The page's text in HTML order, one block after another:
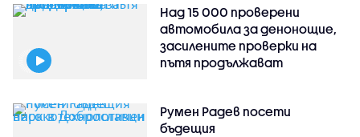
Над 15 000 проверени
автомобила за денонощие,
засилените проверки на
пътя продължават
Румен Радев посети
бъдещия